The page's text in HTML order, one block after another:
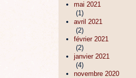
mai 2021
(1)
avril 2021
(2)
février 2021
(2)
janvier 2021
(4)
novembre 2020